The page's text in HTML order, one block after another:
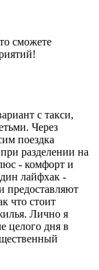
сможете
с такси,
Через
поездка
разделении на
- комфорт и
лайфхак -
предоставляют
что стоит
Лично я
целого дня в